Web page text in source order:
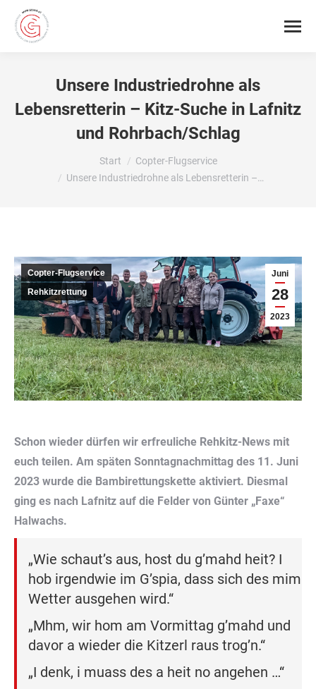
Unsere Industriedrohne als
Lebensretterin – Kitz-Suche in Lafnitz
und Rohrbach/Schlag
Sie befinden sich hier:
Start
Copter-Flugservice
Unsere Industriedrohne als Lebensretterin –…
Juni
28
2023
Copter-Flugservice
Rehkitzrettung
Schon wieder dürfen wir erfreuliche Rehkitz-News mit
euch teilen. Am späten Sonntagnachmittag des 11. Juni
2023 wurde die Bambirettungskette aktiviert. Diesmal
ging es nach Lafnitz auf die Felder von Günter „Faxe“
Halwachs.
„Wie schaut’s aus, host du g’mahd heit? I
hob irgendwie im G’spia, dass sich des mim
Wetter ausgehen wird.“
„Mhm, wir hom am Vormittag g’mahd und
davor a wieder die Kitzerl raus trog’n.“
„I denk, i muass des a heit no angehen …“